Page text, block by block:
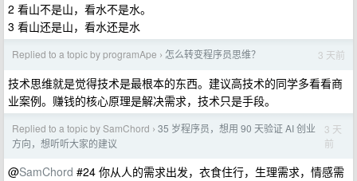
2 看山不是山，看水不是水。
3 看山还是山，看水还是水
Replied to a topic by programApe › 怎么转变程序员思维？ 3 天前
技术思维就是觉得技术是最根本的东西。建议高技术的同学多看看商
业案例。赚钱的核心原理是解决需求，技术只是手段。
Replied to a topic by SamChord › 35 岁程序员，想用 90 天验证 AI 创业
方向，想听听大家的建议
3 天
前
@SamChord #24 你从人的需求出发，衣食住行，生理需求，情感需